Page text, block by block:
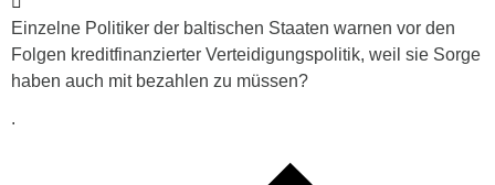
Einzelne Politiker der baltischen Staaten warnen vor den
Folgen kreditfinanzierter Verteidigungspolitik, weil sie Sorge
haben auch mit bezahlen zu müssen?
.